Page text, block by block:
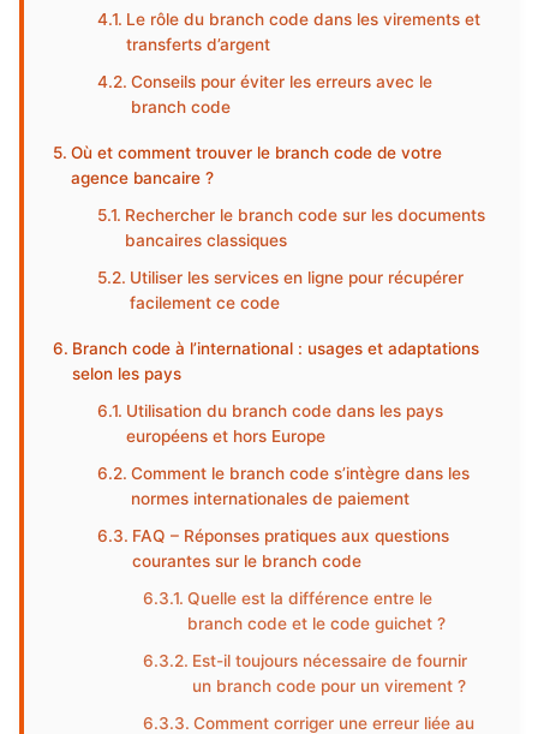
Le rôle du branch code dans les virements et
transferts d’argent
Conseils pour éviter les erreurs avec le
branch code
Où et comment trouver le branch code de votre
agence bancaire ?
Rechercher le branch code sur les documents
bancaires classiques
Utiliser les services en ligne pour récupérer
facilement ce code
Branch code à l’international : usages et adaptations
selon les pays
Utilisation du branch code dans les pays
européens et hors Europe
Comment le branch code s’intègre dans les
normes internationales de paiement
FAQ – Réponses pratiques aux questions
courantes sur le branch code
Quelle est la différence entre le
branch code et le code guichet ?
Est-il toujours nécessaire de fournir
un branch code pour un virement ?
Comment corriger une erreur liée au